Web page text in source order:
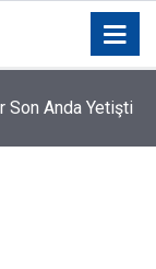
Son Anda Yetişti